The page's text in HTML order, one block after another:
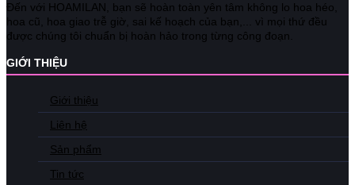
Đến với HOAMILAN, bạn sẽ hoàn toàn yên tâm không lo hoa héo,
hoa cũ, hoa giao trễ giờ, sai kế hoạch của bạn,... vì mọi thứ đều
được chúng tôi chuẩn bị hoàn hảo trong từng công đoạn.
GIỚI THIỆU
Giới thiệu
Liên hệ
Sản phẩm
Tin tức